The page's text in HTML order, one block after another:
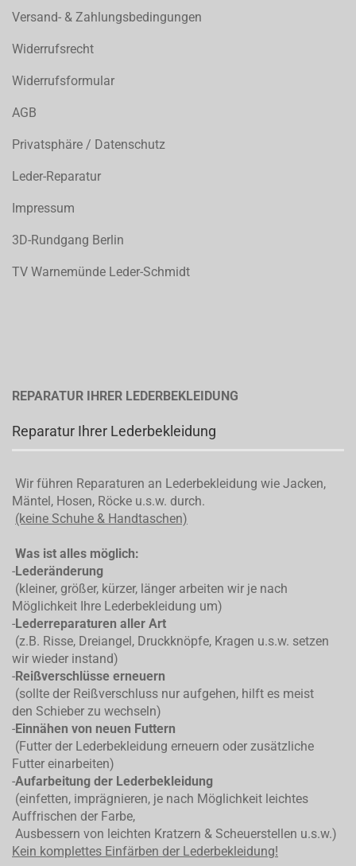
Versand- & Zahlungsbedingungen
Widerrufsrecht
Widerrufsformular
AGB
Privatsphäre / Datenschutz
Leder-Reparatur
Impressum
3D-Rundgang Berlin
TV Warnemünde Leder-Schmidt
REPARATUR IHRER LEDERBEKLEIDUNG
Reparatur Ihrer Lederbekleidung
Wir führen Reparaturen an Lederbekleidung wie Jacken,
Mäntel, Hosen, Röcke u.s.w. durch.
(keine Schuhe & Handtaschen)
Was ist alles möglich:
-Lederänderung
(kleiner, größer, kürzer, länger arbeiten wir je nach
Möglichkeit Ihre Lederbekleidung um)
-Lederreparaturen aller Art
(z.B. Risse, Dreiangel, Druckknöpfe, Kragen u.s.w. setzen
wir wieder instand)
-Reißverschlüsse erneuern
(sollte der Reißverschluss nur aufgehen, hilft es meist
den Schieber zu wechseln)
-Einnähen von neuen Futtern
(Futter der Lederbekleidung erneuern oder zusätzliche
Futter einarbeiten)
-Aufarbeitung der Lederbekleidung
(einfetten, imprägnieren, je nach Möglichkeit leichtes
Auffrischen der Farbe,
Ausbessern von leichten Kratzern & Scheuerstellen u.s.w.)
Kein komplettes Einfärben der Lederbekleidung!